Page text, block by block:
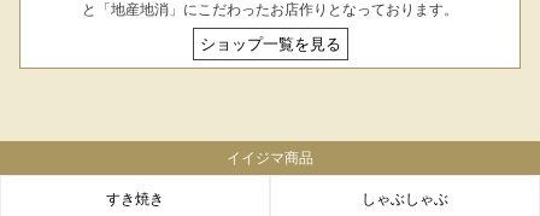
と「地産地消」にこだわったお店作りとなっております。
ショップ一覧を見る
イイジマ商品
すき焼き しゃぶしゃぶ